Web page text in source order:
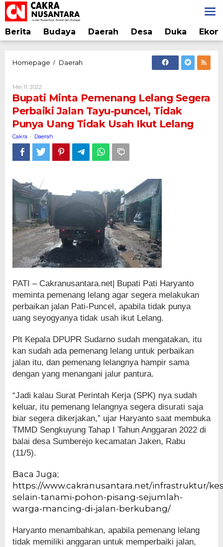
Lewati
ke
konten
Berita Budaya Daerah Desa Duka
Homepage / Daerah
Segera
Perbaiki
Jalan
puncel,
Tidak
Punya
Usah
Ikut
Lelang
Mei 11, 2022
Cakra
Bupati Minta Pemenang Lelang Segera
Perbaiki Jalan Tayu-puncel, Tidak
Punya Uang Tidak Usah Ikut Lelang
Cakra - Daerah
PATI – Cakranusantara.net| Bupati Pati Haryanto
meminta pemenang lelang agar segera melakukan
perbaikan jalan Pati-Puncel, apabila tidak punya
uang seyogyanya tidak usah ikut Lelang.
Plt Kepala DPUPR Sudarno sudah mengatakan, itu
kan sudah ada pemenang lelang untuk perbaikan
jalan itu, dan pemenang lelangnya hampir sama
dengan yang menangani jalur pantura.
“Jadi kalau Surat Perintah Kerja (SPK) nya sudah
keluar, itu pemenang lelangnya segera disurati saja
biar segera dikerjakan,” ujar Haryanto saat membuka
TMMD Sengkuyung Tahap I Tahun Anggaran 2022 di
balai desa Sumberejo kecamatan Jaken, Rabu
(11/5).
Baca Juga;
https://www.cakranusantara.net/infrastruktur/
selain-tanami-pohon-pisang-sejumlah-
warga-mancing-di-jalan-berkubang/
Haryanto menambahkan, apabila pemenang lelang
tidak memiliki anggaran untuk memperbaiki jalan,